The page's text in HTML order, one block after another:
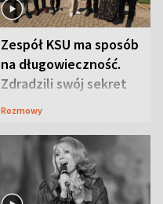
Zespół KSU ma sposób
na długowieczność.
Zdradzili swój sekret
Rozmowy